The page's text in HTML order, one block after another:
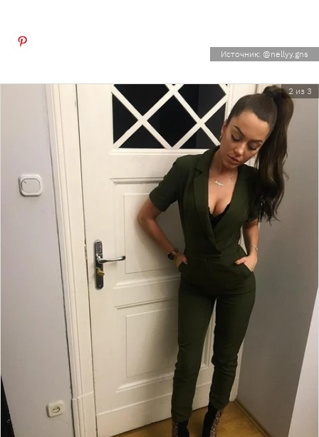
Источник: @nellyy.gns
2 из 3